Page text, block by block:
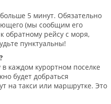
5 минут. Обязательно
(мы сообщим его
обратному рейсу с моря,
пунктуальны!
каждом курортном поселке
будет добраться
на такси или маршрутке. Это